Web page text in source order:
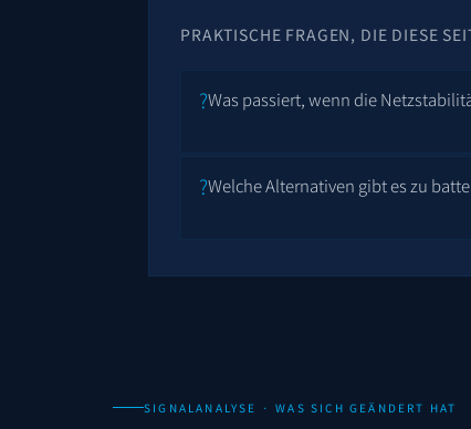
PRAKTISCHE FRAGEN, DIE DIESE
Was passiert, wenn die
Welche Alternativen gibt es zu
SIGNALANALYSE · WAS SICH GEÄNDERT HAT